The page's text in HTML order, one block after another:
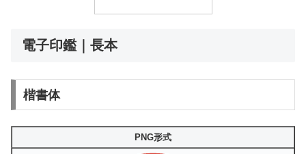
電子印鑑｜長本
楷書体
PNG形式